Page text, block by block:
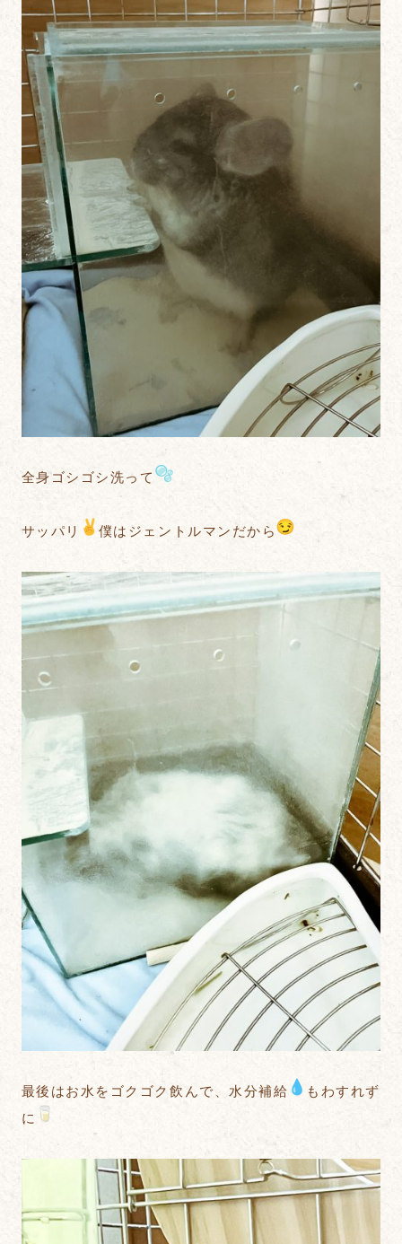
全身ゴシゴシ洗って
サッパリ 僕はジェントルマンだから
最後はお水をゴクゴク飲んで、水分補給
もわすれず
に